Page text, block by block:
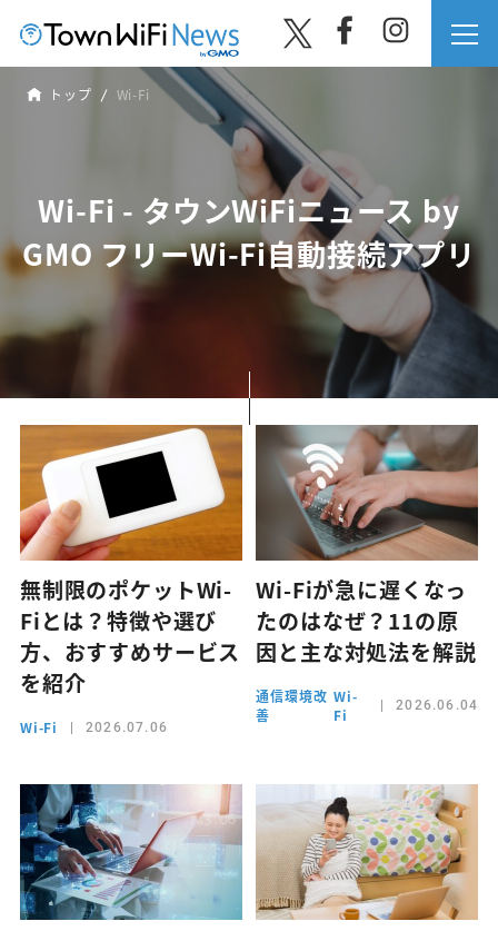
トップ Wi-Fi
Wi-Fi - タウンWiFiニュース by
GMO フリーWi-Fi自動接続アプリ
無制限のポケットWi-
Fiとは？特徴や選び
方、おすすめサービス
を紹介
Wi-Fi 2026.07.06
Wi-Fiが急に遅くなっ
たのはなぜ？11の原
因と主な対処法を解説
通信環境改
善
Wi-
Fi
2026.06.04